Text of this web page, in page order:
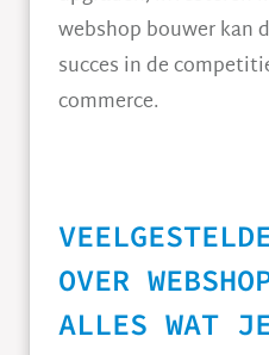
webshop bouwer kan
succes in de
commerce.
OVER
ALLES WAT